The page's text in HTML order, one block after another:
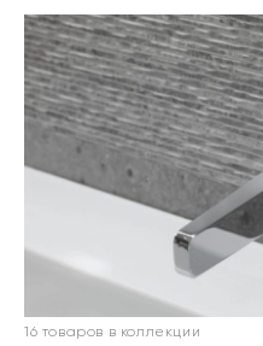
16 товаров в коллекции